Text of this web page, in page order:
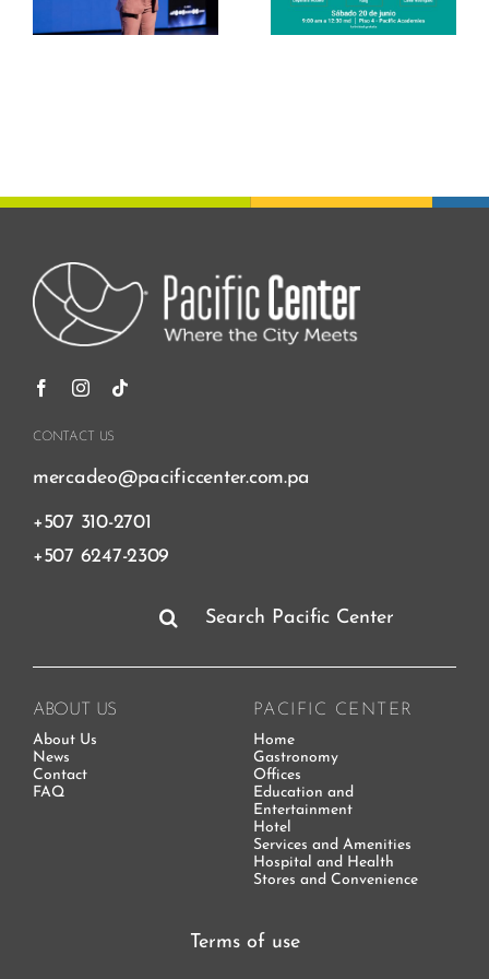
Pacific Center
CONTACT US
mercadeo@pacificcenter.com.pa
+507 310-2701
+507 6247-2309
for:
ABOUT US
About Us
News
Contact
FAQ
PACIFIC CENTER
Home
Gastronomy
Offices
Education and
Entertainment
Hotel
Services and Amenities
Hospital and Health
Stores and Convenience
Terms of use